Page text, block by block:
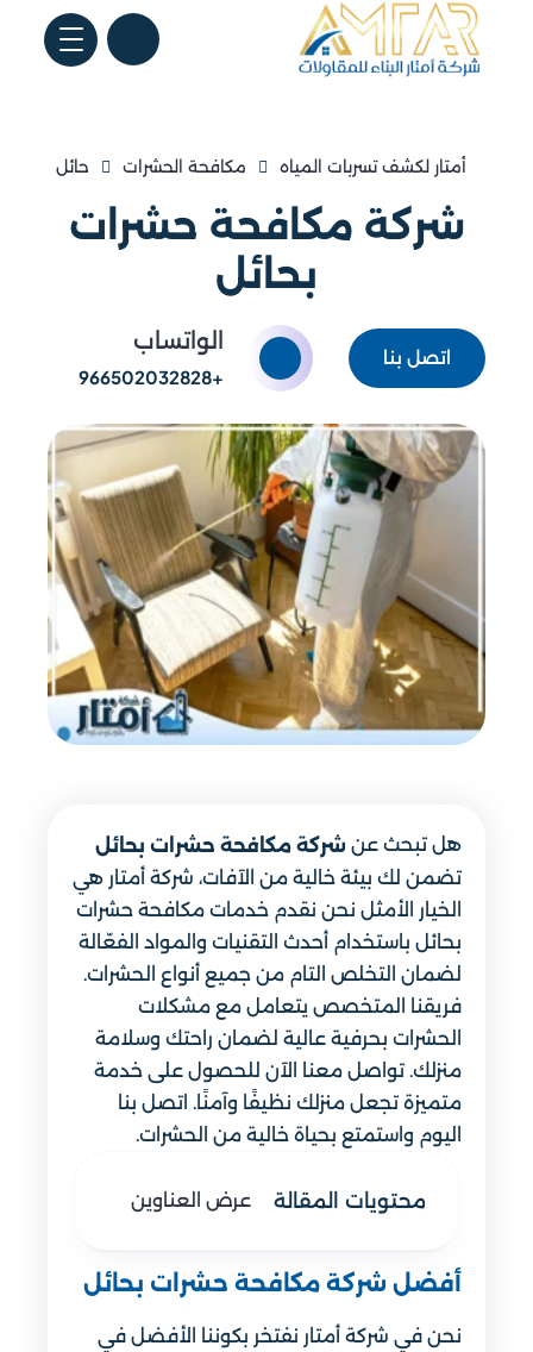
أمتار لكشف تسربات المياه مكافحة الحشرات حائل
شركة مكافحة حشرات
بحائل
اتصل بنا
الواتساب
+966502032828
هل تبحث عن شركة مكافحة حشرات بحائل
تضمن لك بيئة خالية من الآفات، شركة أمتار هي
الخيار الأمثل نحن نقدم خدمات مكافحة حشرات
بحائل باستخدام أحدث التقنيات والمواد الفعّالة
لضمان التخلص التام من جميع أنواع الحشرات.
فريقنا المتخصص يتعامل مع مشكلات
الحشرات بحرفية عالية لضمان راحتك وسلامة
منزلك. تواصل معنا الآن للحصول على خدمة
متميزة تجعل منزلك نظيفًا وآمنًا. اتصل بنا
اليوم واستمتع بحياة خالية من الحشرات.
محتويات المقالة عرض العناوين
أفضل شركة مكافحة حشرات بحائل
نحن في شركة أمتار نفتخر بكوننا الأفضل في